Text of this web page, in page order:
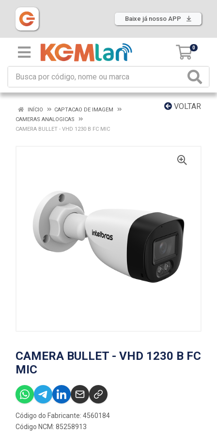
Baixe já nosso APP
0
VOLTAR
INÍCIO
CAPTACAO DE IMAGEM
CAMERAS ANALOGICAS
CAMERA BULLET - VHD 1230 B FC MIC
CAMERA BULLET - VHD 1230 B FC
MIC
Código do Fabricante: 4560184
Código NCM: 85258913